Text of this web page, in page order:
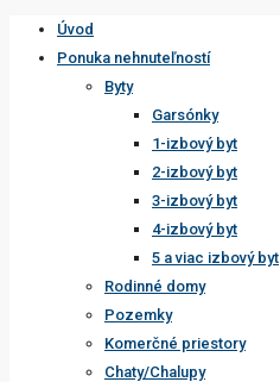
Úvod
Ponuka nehnuteľností
Byty
Garsónky
1-izbový byt
2-izbový byt
3-izbový byt
4-izbový byt
5 a viac izbový byt
Rodinné domy
Pozemky
Komerčné priestory
Chaty/Chalupy